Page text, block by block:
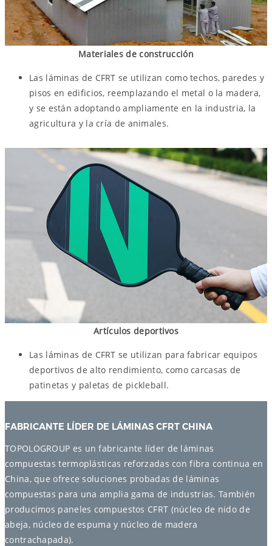
Materiales de construcción
Las láminas de CFRT se utilizan como techos, paredes y
pisos en edificios, reemplazando el metal o la madera,
y se están adoptando ampliamente en la industria, la
agricultura y la cría de animales.
Artículos deportivos
Las láminas de CFRT se utilizan para fabricar equipos
deportivos de alto rendimiento, como carcasas de
patinetas y paletas de pickleball.
FABRICANTE LÍDER DE LÁMINAS CFRT CHINA
TOPOLOGROUP es un fabricante líder de láminas
compuestas termoplásticas reforzadas con fibra continua en
China, que ofrece soluciones probadas de láminas
compuestas para una amplia gama de industrias. También
producimos paneles compuestos CFRT (núcleo de nido de
abeja, núcleo de espuma y núcleo de madera
contrachapada).